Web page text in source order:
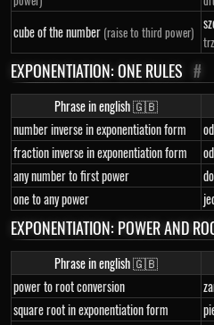
cube of the number (raise to third power)
EXPONENTIATION: ONE RULES #
Phrase in english 🇬🇧
number inverse in exponentiation form
fraction inverse in exponentiation form
any number to first power
one to any power
EXPONENTIATION: POWER AND
Phrase in english 🇬🇧
power to root conversion
square root in exponentiation form